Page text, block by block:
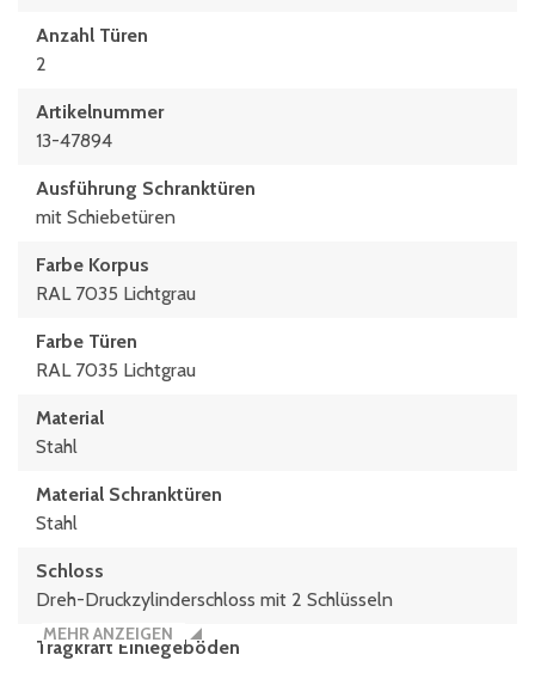
Anzahl Türen
2
Artikelnummer
13-47894
Ausführung Schranktüren
mit Schiebetüren
Farbe Korpus
RAL 7035 Lichtgrau
Farbe Türen
RAL 7035 Lichtgrau
Material
Stahl
Material Schranktüren
Stahl
Schloss
Dreh-Druckzylinderschloss mit 2 Schlüsseln
Tragkraft Einlegeböden
MEHR ANZEIGEN